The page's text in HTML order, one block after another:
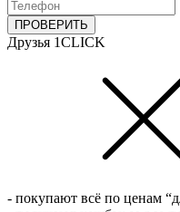
ПРОВЕРИТЬ
Друзья 1CLICK
- покупают всё по ценам